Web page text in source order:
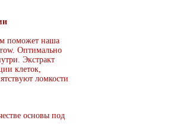
поможет наша
Оптимально
Экстракт
клеток,
ломкости
основы под